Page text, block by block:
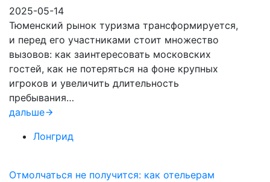
2025-05-14
Тюменский рынок туризма трансформируется,
и перед его участниками стоит множество
вызовов: как заинтересовать московских
гостей, как не потеряться на фоне крупных
игроков и увеличить длительность
пребывания…
дальше
Лонгрид
Отмолчаться не получится: как отельерам